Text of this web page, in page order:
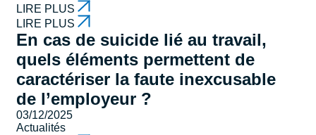
LIRE PLUS
LIRE PLUS
En cas de suicide lié au travail,
quels éléments permettent de
caractériser la faute inexcusable
de l’employeur ?
03/12/2025
Actualités